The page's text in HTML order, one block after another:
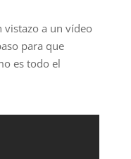
vistazo a un vídeo
para que
es todo el